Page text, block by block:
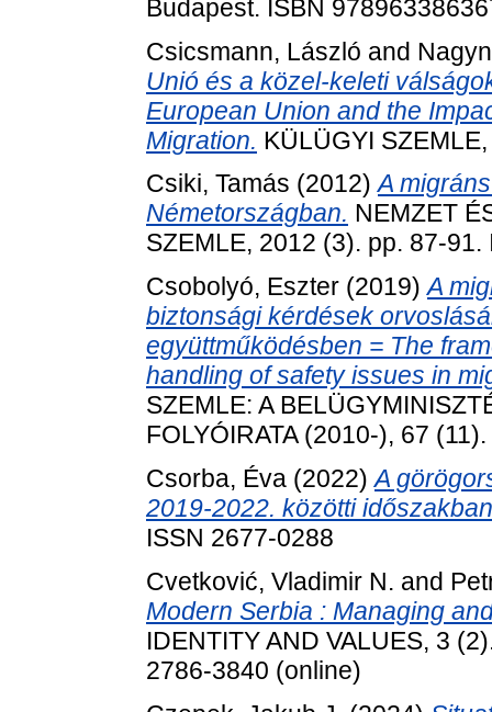
Budapest. ISBN
Csicsmann, László and
Unió és a közel-keleti
European Union and the
Migration. KÜLÜGYI
Csiki, Tamás (2012)A
Németországban. NEMZET
SZEMLE, 2012 (3). pp. 87-
Csobolyó, Eszter (2019)A
biztonsági kérdések
együttműködésben = The
handling of safety issues in
SZEMLE: A
FOLYÓIRATA (2010-), 67
Csorba, Éva (2022)A
2019-2022. közötti
ISSN 2677-0288
Cvetković, Vladimir N. and
Modern Serbia : Managing
IDENTITY AND VALUES, 3
2786-3840 (online)